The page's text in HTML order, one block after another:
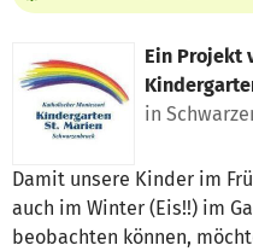
Ein Projekt
in
Damit unsere Kinder im
auch im Winter (Eis!!) im
beobachten können,